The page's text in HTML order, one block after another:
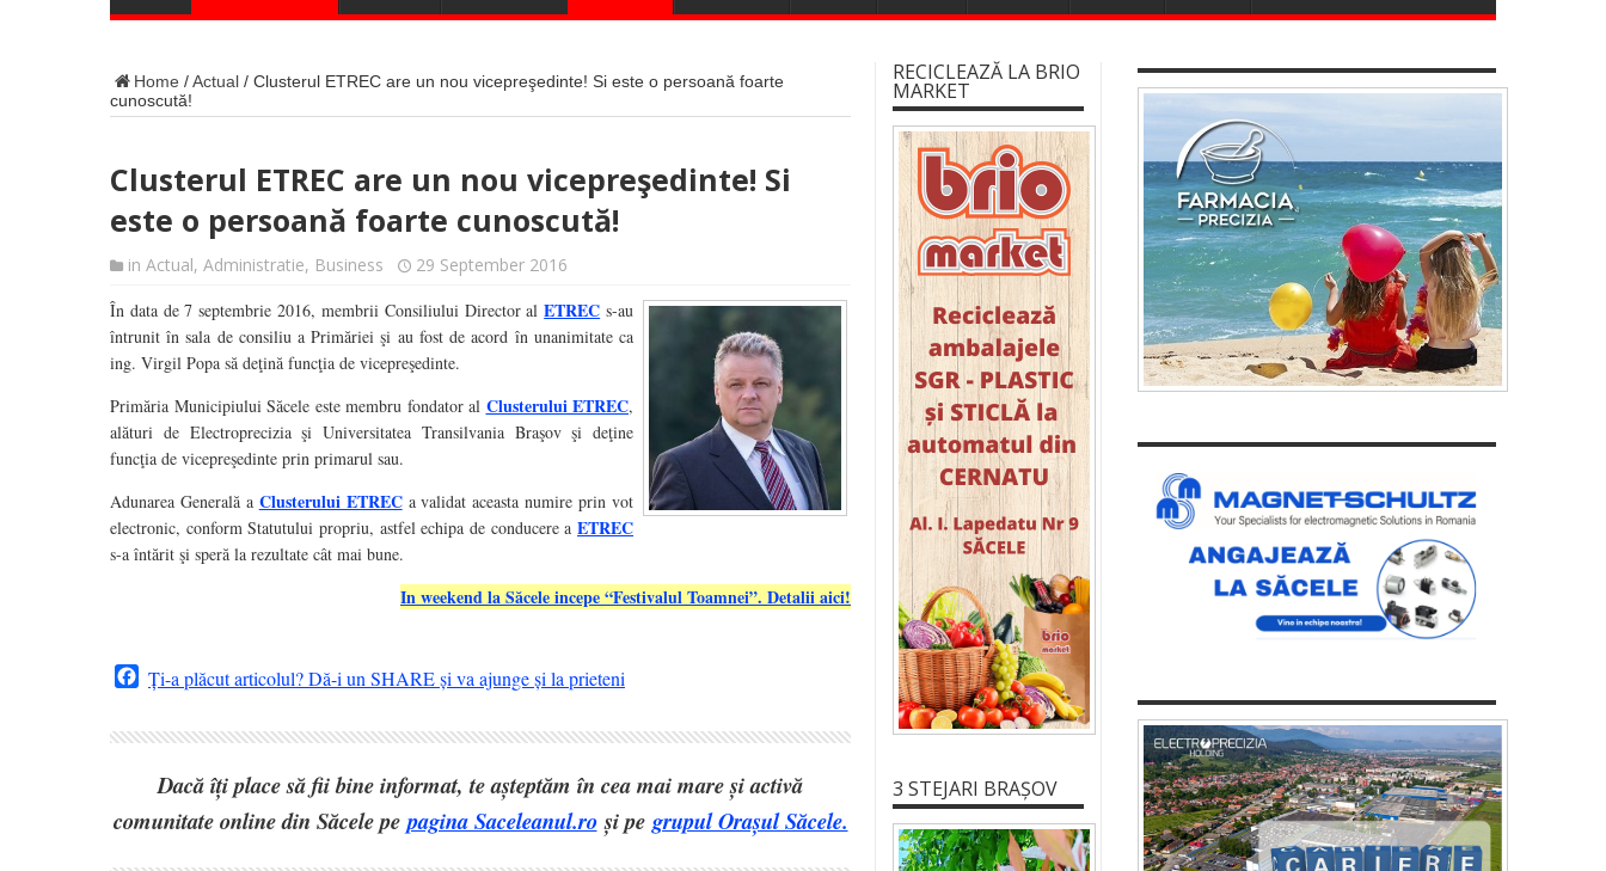
Home /Actual / Clusterul ETREC are un nou vicepreşedinte! Si este o persoană foarte
cunoscută!
Clusterul ETREC are un nou vicepreşedinte! Si
este o persoană foarte cunoscută!
in Actual, Administratie, Business
29 September 2016
În data de 7 septembrie 2016, membrii Consiliului Director alETREC s-au
întrunit în sala de consiliu a Primăriei şi au fost de acord în unanimitate ca
ing. Virgil Popa să deţină funcţia de vicepreşedinte.
Primăria Municipiului Săcele este membru fondator al Clusterului ETREC,
alături de Electroprecizia şi Universitatea Transilvania Braşov şi deţine
funcţia de vicepreşedinte prin primarul sau.
Adunarea Generală a Clusterului ETRECa validat aceasta numire prin vot
electronic, conform Statutului propriu, astfel echipa de conducere a ETREC
s-a întărit şi speră la rezultate cât mai bune.
In weekend la Săcele incepe “Festivalul Toamnei”. Detalii aici!
Facebook
Ți-a plăcut articolul? Dă-i un SHARE și va ajunge și la prieteni
Dacă îți place să fii bine informat, te așteptăm în cea mai mare și activă
comunitate online din Săcele pepagina Saceleanul.roși pe grupul Orașul Săcele.
RECICLEAZĂ LA BRIO
MARKET
3 STEJARI BRAȘOV